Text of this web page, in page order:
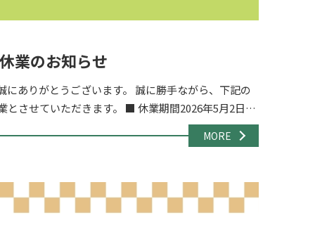
業のお知らせ
にありがとうございます。 誠に勝手ながら、下記の
とさせていただきます。 ■ 休業期間2026年5月2日
MORE